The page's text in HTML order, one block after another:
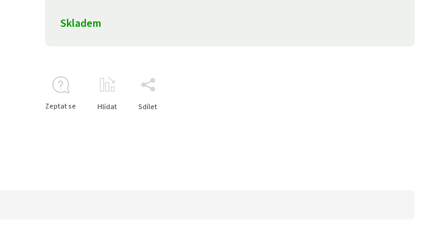
Skladem
Zeptat se Hlídat Sdílet